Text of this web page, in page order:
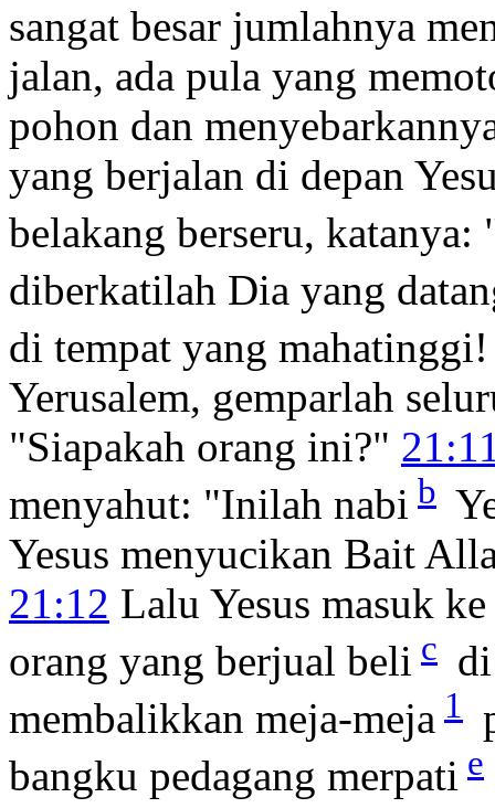
sangat besar jumlahnya
jalan, ada pula yang
pohon dan
yang berjalan di depan
belakang berseru,
diberkatilah Dia yang
di tempat yang mahatinggi!
Yerusalem, gemparlah
"Siapakah orang ini?"
menyahut: "Inilah nabi b
Yesus menyucikan Bait
21:12 Lalu Yesus masuk
orang yang berjual beli c
membalikkan meja-meja 1
bangku pedagang merpati e